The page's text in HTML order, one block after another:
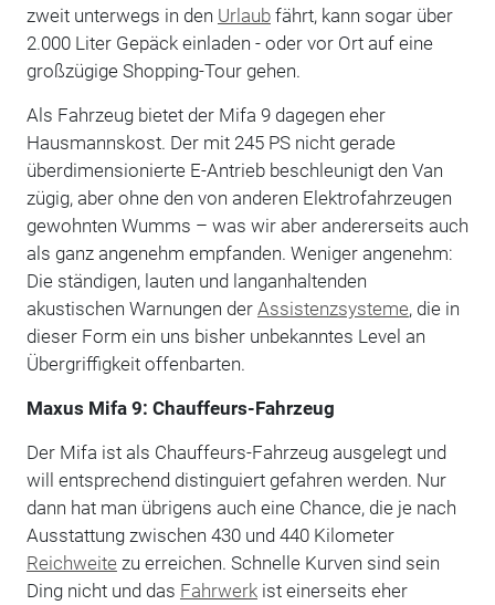
zweit unterwegs in den Urlaubfährt, kann sogar über
2.000 Liter Gepäck einladen - oder vor Ort auf eine
großzügige Shopping-Tour gehen.
Als Fahrzeug bietet der Mifa 9 dagegen eher
Hausmannskost. Der mit 245 PS nicht gerade
überdimensionierte E-Antrieb beschleunigt den Van
zügig, aber ohne den von anderen Elektrofahrzeugen
gewohnten Wumms – was wir aber andererseits auch
als ganz angenehm empfanden. Weniger angenehm:
Die ständigen, lauten und langanhaltenden
akustischen Warnungen der Assistenzsysteme, die in
dieser Form ein uns bisher unbekanntes Level an
Übergriffigkeit offenbarten.
Maxus Mifa 9: Chauffeurs-Fahrzeug
Der Mifa ist als Chauffeurs-Fahrzeug ausgelegt und
will entsprechend distinguiert gefahren werden. Nur
dann hat man übrigens auch eine Chance, die je nach
Ausstattung zwischen 430 und 440 Kilometer
Reichweite zu erreichen. Schnelle Kurven sind sein
Ding nicht und das Fahrwerkist einerseits eher